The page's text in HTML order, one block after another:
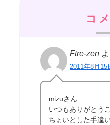
コ
Ftre-zen
2011年8月15
mizuさん
いつもありがとう
ちょいとした手違